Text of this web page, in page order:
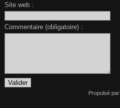
Site web :
Commentaire (obligatoire) :
Propulsé par